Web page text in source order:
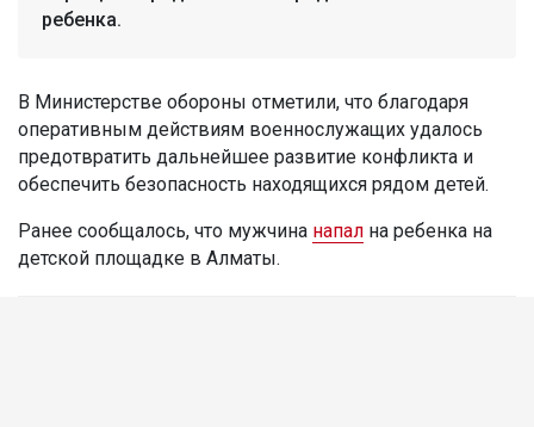
ребенка.
В Министерстве обороны отметили, что благодаря
оперативным действиям военнослужащих удалось
предотвратить дальнейшее развитие конфликта и
обеспечить безопасность находящихся рядом детей.
Ранее сообщалось, что мужчина напал на ребенка на
детской площадке в Алматы.